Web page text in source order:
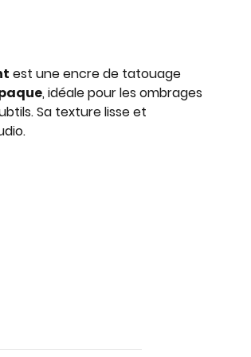
est une encre de tatouage
, idéale pour les ombrages
Sa texture lisse et